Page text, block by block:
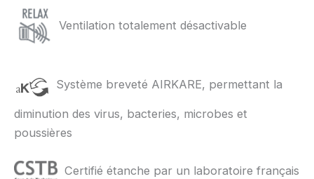
Ventilation totalement désactivable
Système breveté AIRKARE, permettant la
diminution des virus, bacteries, microbes et
poussières
Certifié étanche par un laboratoire français